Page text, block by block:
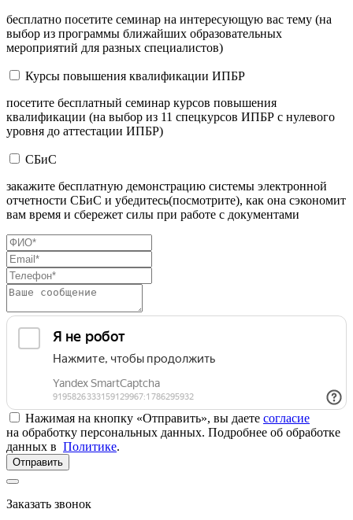
бесплатно посетите семинар на интересующую вас тему (на
выбор из программы ближайших образовательных
мероприятий для разных специалистов)
Курсы повышения квалификации ИПБР
посетите бесплатный семинар курсов повышения
квалификации (на выбор из 11 спецкурсов ИПБР с нулевого
уровня до аттестации ИПБР)
СБиС
закажите бесплатную демонстрацию системы электронной
отчетности СБиС и убедитесь(посмотрите), как она сэкономит
вам время и сбережет силы при работе с документами
Нажимая на кнопку «Отправить», вы даете согласие
на обработку персональных данных. Подробнее об обработке
данных в Политике.
Отправить
Заказать звонок